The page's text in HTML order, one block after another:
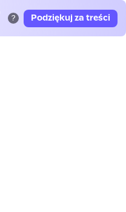
? Podziękuj za treści